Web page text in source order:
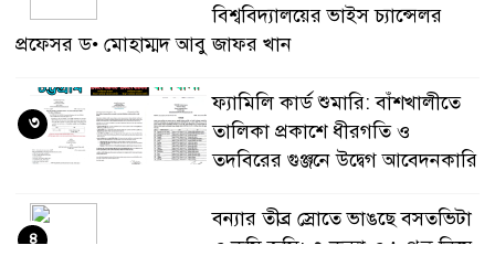
বিশ্ববিদ্যালয়ের ভাইস চ্যান্সেলর
প্রফেসর ড• মোহাম্মদ আবু জাফর খান
ফ্যামিলি কার্ড শুমারি: বাঁশখালীতে
তালিকা প্রকাশে ধীরগতি ও
তদবিরের গুঞ্জনে উদ্বেগ আবেদনকারি
৩
বন্যার তীব্র স্রোতে ভাঙছে বসতভিটা
ও কৃষি জমি: ৩ কন্যা ও ১ পুত্র নিয়ে
৪